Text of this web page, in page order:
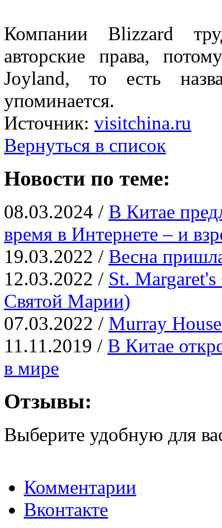
Компании Blizzard
авторские права,
Joyland, то есть
упоминается.
Источник: visitchina.ru
Вернуться в список
Новости по теме:
08.03.2024 / В Китае
время в Интернете – и
19.03.2022 / Весна
12.03.2022 / St. Margaret's
Святой Марии)
07.03.2022 / Murray
11.11.2019 / В Китае
в мире
Отзывы:
Выберите удобную для
Комментарии
Вконтакте